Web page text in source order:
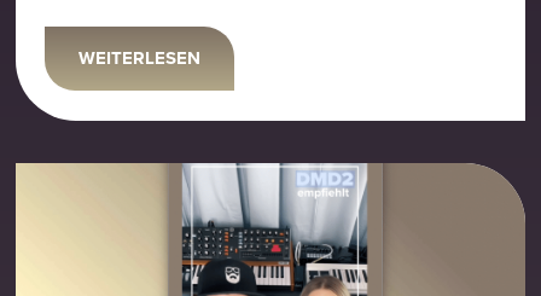
WEITERLESEN